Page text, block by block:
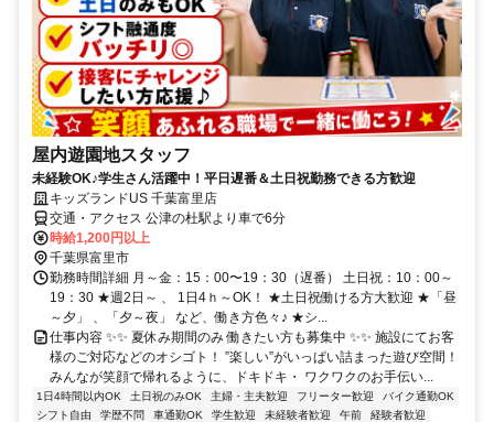
屋内遊園地スタッフ
未経験OK♪学生さん活躍中！平日遅番＆土日祝勤務できる方歓迎
キッズランドUS 千葉富里店
交通・アクセス 公津の杜駅より車で6分
時給1,200円以上
千葉県富里市
勤務時間詳細 月～金：15：00〜19：30（遅番） 土日祝：10：00～
19：30 ★週2日～ 、 1日4ｈ～OK！ ★土日祝働ける方大歓迎 ★「昼
～夕」 、「夕～夜」 など、働き方色々♪ ★シ...
仕事内容 ✨✨ 夏休み期間のみ 働きたい方も募集中 ✨✨ 施設にてお客
様のご対応などのオシゴト！ ”楽しい”がいっぱい詰まった遊び空間！
みんなが笑顔で帰れるように、ドキドキ・ ワクワクのお手伝い...
1日4時間以内OK 土日祝のみOK 主婦・主夫歓迎 フリーター歓迎
バイク通勤OK
シフト自由
学歴不問 車通勤OK 学生歓迎 未経験者歓迎 午前
経験者歓迎